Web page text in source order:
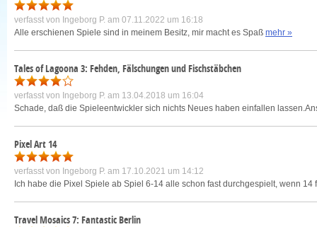
verfasst von Ingeborg P. am 07.11.2022 um 16:18
Alle erschienen Spiele sind in meinem Besitz, mir macht es Spaß mehr »
Tales of Lagoona 3: Fehden, Fälschungen und Fischstäbchen
verfasst von Ingeborg P. am 13.04.2018 um 16:04
Schade, daß die Spieleentwickler sich nichts Neues haben einfallen
Pixel Art 14
verfasst von Ingeborg P. am 17.10.2021 um 14:12
Ich habe die Pixel Spiele ab Spiel 6-14 alle schon fast durchgespielt, wenn
Travel Mosaics 7: Fantastic Berlin